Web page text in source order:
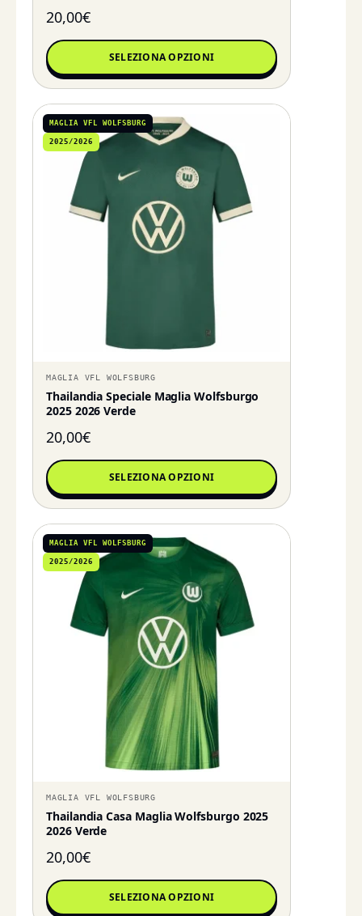
20,00€
SELEZIONA OPZIONI
MAGLIA VFL WOLFSBURG
2025/2026
MAGLIA VFL WOLFSBURG
Thailandia Speciale Maglia Wolfsburgo
2025 2026 Verde
20,00€
SELEZIONA OPZIONI
MAGLIA VFL WOLFSBURG
2025/2026
MAGLIA VFL WOLFSBURG
Thailandia Casa Maglia Wolfsburgo 2025
2026 Verde
20,00€
SELEZIONA OPZIONI